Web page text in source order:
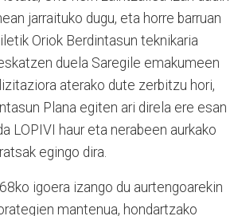
jarraituko dugu, eta horre barruan
Oriok Berdintasun teknikaria
duela Saregile emakumeen
aterako dute zerbitzu hori,
Plana egiten ari direla ere esan
LOPIVI haur eta nerabeen aurkako
egingo dira.
igoera izango du aurtengoarekin
mantenua, hondartzako